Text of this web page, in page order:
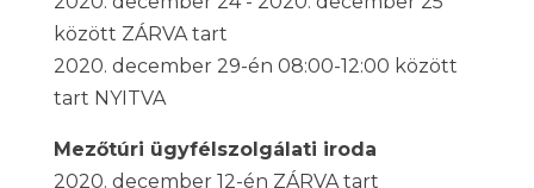
között ZÁRVA tart
2020. december 29-én 08:00-12:00 között
tart NYITVA
Mezőtúri ügyfélszolgálati iroda
2020. december 12-én ZÁRVA tart